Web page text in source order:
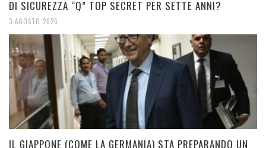
DI SICUREZZA “Q” TOP SECRET PER SETTE ANNI?
3 AGOSTO 2026
IL GIAPPONE (COME LA GERMANIA) STA PREPARANDO UN